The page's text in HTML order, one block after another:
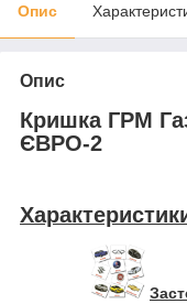
Опис
Опис
Кришка ГРМ
ЄВРО-2